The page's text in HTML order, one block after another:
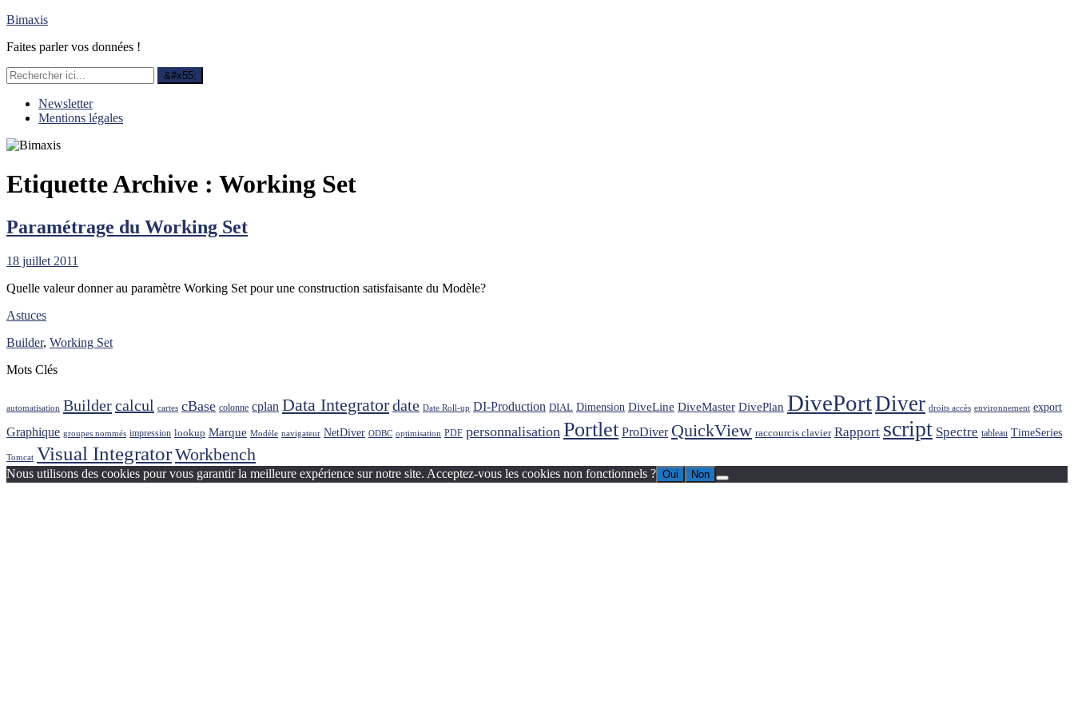
Bimaxis
Faites parler vos données !
Newsletter
Mentions légales
Etiquette Archive : Working Set
Paramétrage du Working Set
18 juillet 2011
Quelle valeur donner au paramètre Working Set pour une construction satisfaisante du Modèle?
Astuces
Builder, Working Set
Mots Clés
automatisation Buildercalcul cartes cBase colonne cplan Data Integratordate Date Roll-up DI-Production DIAL Dimension DiveLine DiveMaster DivePlan DivePortDiver droits accès environnement export
Graphique groupes nommés impression lookup Marque Modèle navigateur NetDiver ODBC optimisation PDF personnalisation Portlet ProDiver QuickView raccourcis clavier Rapport script Spectre tableau TimeSeries
Tomcat Visual IntegratorWorkbench
Nous utilisons des cookies pour vous garantir la meilleure expérience sur notre site. Acceptez-vous les cookies non fonctionnels ? Oui Non